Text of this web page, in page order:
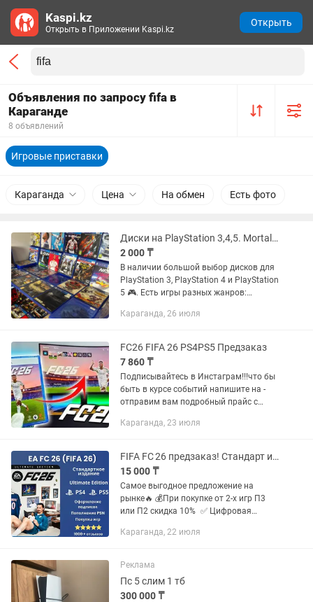
Объявления по запросу fifa в
Караганде
8 объявлений
Игровые приставки
Караганда Цена На обмен Есть фото
Диски на PlayStation 3,4,5. Mortal Kombat, FIFA/FC, UFC, GTA, CoD
2 000 ₸
В наличии большой выбор дисков для
PlayStation 3, PlayStation 4 и PlayStation
5 🎮. Есть игры разных жанров:
приключения, хорроры, шутеры, RPG и
Караганда, 26 июля
FC26 FIFA 26 PS4PS5 Предзаказ
7 860 ₸
Подписывайтесь в Инстаграм!!!что бы
быть в курсе событий напишите на -
отправим вам подробный прайс с
появится 17 июля Официальная дата
Караганда, 23 июля
FIFA FC 26 предзаказ! Стандарт и Ultimate для PS4 PS5 Xbox
15 000 ₸
Самое выгодное предложение на
рынке🔥 💰При покупке от 2-х игр П3
или П2 скидка 10% ✅ Цифровая
✅ Mожно удалять и cкaчивaть зaново
ЛЮБУЮ...
Караганда, 22 июля
Реклама
Пс 5 слим 1 тб
300 000 ₸
Kaspi.kz
Открыть в Приложении Kaspi.kz
Открыть